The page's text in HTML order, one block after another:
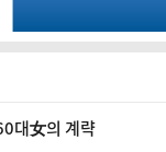
대女의 계략